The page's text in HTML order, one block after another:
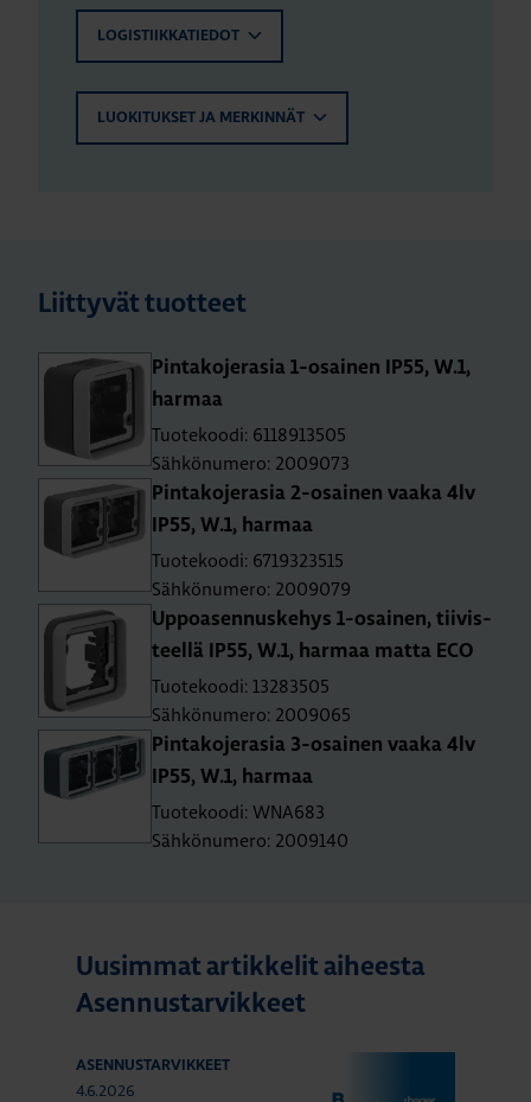
LOGISTIIKKATIEDOT
LUOKITUKSET JA MERKINNÄT
Liittyvät tuotteet
Pin­ta­ko­je­ra­sia 1-osai­nen IP55, W.1,
har­maa
Tuotekoodi: 6118913505
Sähkönumero: 2009073
Pin­ta­ko­je­ra­sia 2-osai­nen vaaka 4lv
IP55, W.1, har­maa
Tuotekoodi: 6719323515
Sähkönumero: 2009079
Up­poa­sen­nus­ke­hys 1-osai­nen, tii­vis­
teel­lä IP55, W.1, har­maa matta ECO
Tuotekoodi: 13283505
Sähkönumero: 2009065
Pin­ta­ko­je­ra­sia 3-osai­nen vaaka 4lv
IP55, W.1, har­maa
Tuotekoodi: WNA683
Sähkönumero: 2009140
Uusimmat artikkelit aiheesta
Asennustarvikkeet
ASENNUSTARVIKKEET
4.6.2026